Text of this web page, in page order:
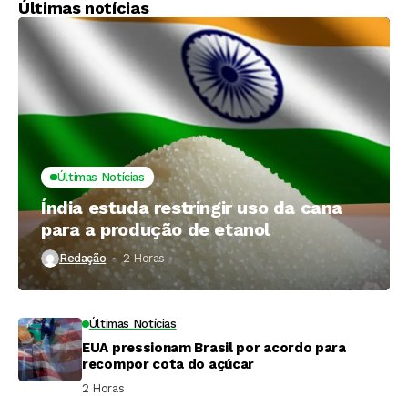
Últimas notícias
Últimas Notícias
Índia estuda restringir uso da cana
para a produção de etanol
Redação 2 Horas ⁮
Últimas Notícias
EUA pressionam Brasil por acordo para
recompor cota do açúcar
2 Horas ⁮